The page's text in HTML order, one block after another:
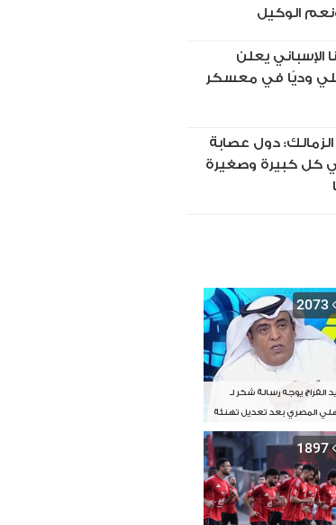
الوكيل
الإسباني يعلن
وديًا في معسكر
دول عصابة
كبيرة وصغيرة
2073
الفراج يوجه رسالة شكر لـ
المصري بعد تعديل تهنئة
آسيا
1897